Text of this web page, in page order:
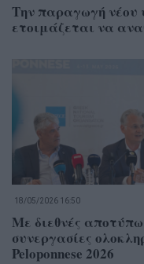
Την παραγωγή νέου
ετοιμάζεται να
18/05/2026 16:50
Με διεθνές
συνεργασίες
Peloponnese 2026